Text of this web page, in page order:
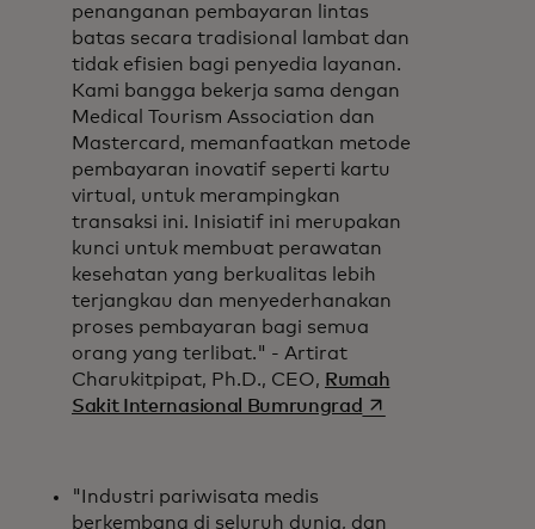
penanganan pembayaran lintas
batas secara tradisional lambat dan
tidak efisien bagi penyedia layanan.
Kami bangga bekerja sama dengan
Medical Tourism Association dan
Mastercard, memanfaatkan metode
pembayaran inovatif seperti kartu
virtual, untuk merampingkan
transaksi ini. Inisiatif ini merupakan
kunci untuk membuat perawatan
kesehatan yang berkualitas lebih
terjangkau dan menyederhanakan
proses pembayaran bagi semua
orang yang terlibat." - Artirat
Charukitpipat, Ph.D., CEO, Rumah
Sakit Internasional Bumrungradopens in a new tab
"Industri pariwisata medis
berkembang di seluruh dunia, dan